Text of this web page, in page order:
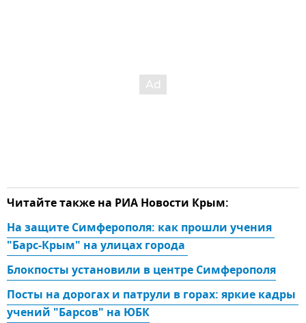
Читайте также на РИА Новости Крым:
На защите Симферополя: как прошли учения
"Барс-Крым" на улицах города
Блокпосты установили в центре Симферополя
Посты на дорогах и патрули в горах: яркие кадры
учений "Барсов" на ЮБК